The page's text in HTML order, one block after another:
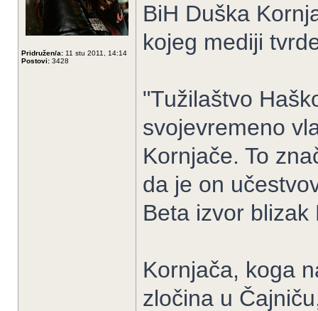
Pridružen/a: 11 stu 2011, 14:14
Postovi: 3428
BiH Duška
kojeg mediji
"Tužilaštvo
svojevremeno
Kornjače. To
da je on
Beta izvor
Kornjača, koga
zločina u